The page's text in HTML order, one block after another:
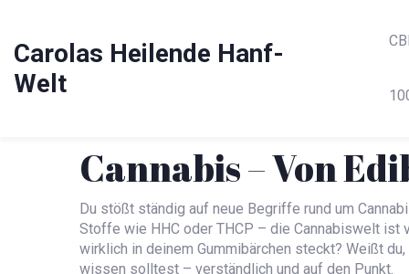
Carolas Heilende Hanf-
Welt
Cannabis – Von
Du stößt ständig auf neue Begriffe rund um
Stoffe wie HHC oder THCP – die Cannabiswelt ist
wirklich in deinem Gummibärchen steckt? Weißt
wissen solltest – verständlich und auf den Punkt.